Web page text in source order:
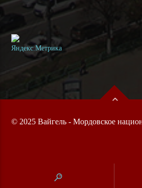
© 2025 Вайгель - Мордовское